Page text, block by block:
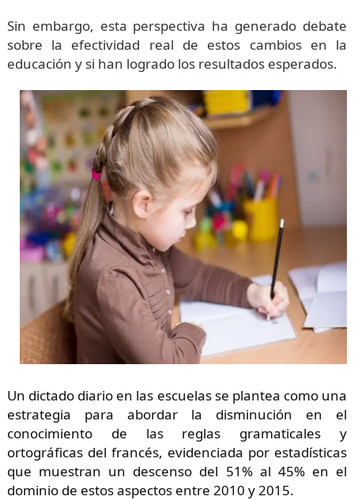
Sin embargo, esta perspectiva ha generado debate
sobre la efectividad real de estos cambios en la
educación y si han logrado los resultados esperados.
Un dictado diario en las escuelas se plantea como una
estrategia para abordar la disminución en el
conocimiento de las reglas gramaticales y
ortográficas del francés, evidenciada por estadísticas
que muestran un descenso del 51% al 45% en el
dominio de estos aspectos entre 2010 y 2015.